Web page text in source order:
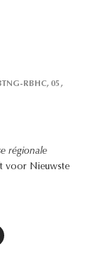
RBHC, 05,
régionale
voor Nieuwste